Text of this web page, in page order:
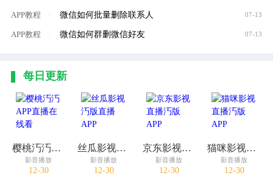
APP教程 微信如何批量删除联系人 07-13
APP教程 微信如何群删微信好友 07-13
每日更新
樱桃汅汅APP直播在线看
影音播放
12-30
丝瓜影视汅版直播APP
影音播放
12-30
京东影视直播汅版APP
影音播放
12-30
猫咪影视直播汅版APP
影音播放
12-30